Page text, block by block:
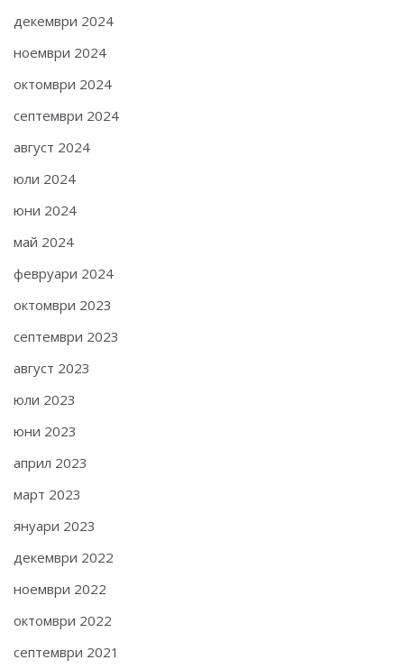
декември 2024
ноември 2024
октомври 2024
септември 2024
август 2024
юли 2024
юни 2024
май 2024
февруари 2024
октомври 2023
септември 2023
август 2023
юли 2023
юни 2023
април 2023
март 2023
януари 2023
декември 2022
ноември 2022
октомври 2022
септември 2021